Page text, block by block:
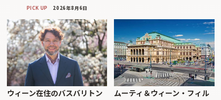
PICK UP 2026年8月6日
ウィーン在住のバスバリトン
ムーティ＆ウィーン・フィル